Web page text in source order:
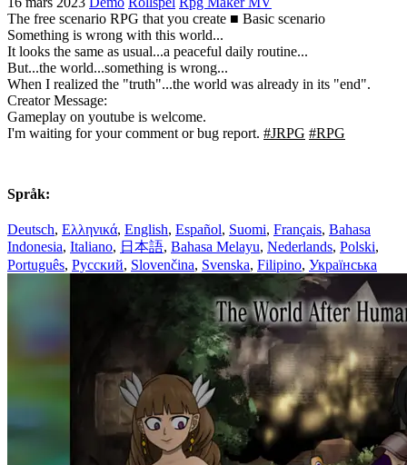
The free scenario RPG that you create ■ Basic scenario
Something is wrong with this world...
It looks the same as usual...a peaceful daily routine...
But...the world...something is wrong...
When I realized the "truth"...the world was already in its "end".
Creator Message:
Gameplay on youtube is welcome.
I'm waiting for your comment or bug report. #JRPG #RPG
Språk:
Deutsch, Ελληνικά, English, Español, Suomi, Français, Bahasa
Indonesia, Italiano, 日本語, Bahasa Melayu, Nederlands, Polski,
Português, Русский, Slovenčina, Svenska, Filipino, Українська